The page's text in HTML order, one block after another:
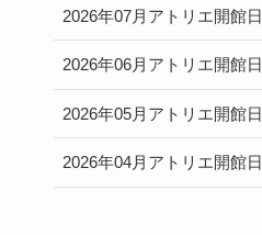
2026年07月アトリエ開館日
2026年06月アトリエ開館日
2026年05月アトリエ開館日
2026年04月アトリエ開館日